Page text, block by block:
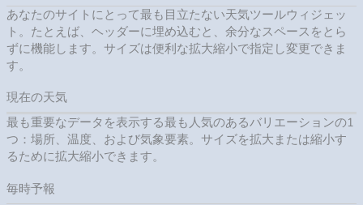
あなたのサイトにとって最も目立たない天気ツールウィジェッ
ト。たとえば、ヘッダーに埋め込むと、余分なスペースをとら
ずに機能します。サイズは便利な拡大縮小で指定し変更できま
す。
現在の天気
最も重要なデータを表示する最も人気のあるバリエーションの1
つ：場所、温度、および気象要素。サイズを拡大または縮小す
るために拡大縮小できます。
毎時予報